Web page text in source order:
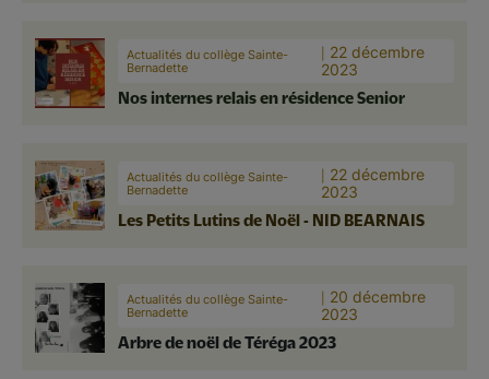
Actualités du collège Sainte-
Bernadette
22 décembre
2023
Nos internes relais en résidence Senior
Actualités du collège Sainte-
Bernadette
22 décembre
2023
Les Petits Lutins de Noël - NID BEARNAIS
Actualités du collège Sainte-
Bernadette
20 décembre
2023
Arbre de noël de Téréga 2023